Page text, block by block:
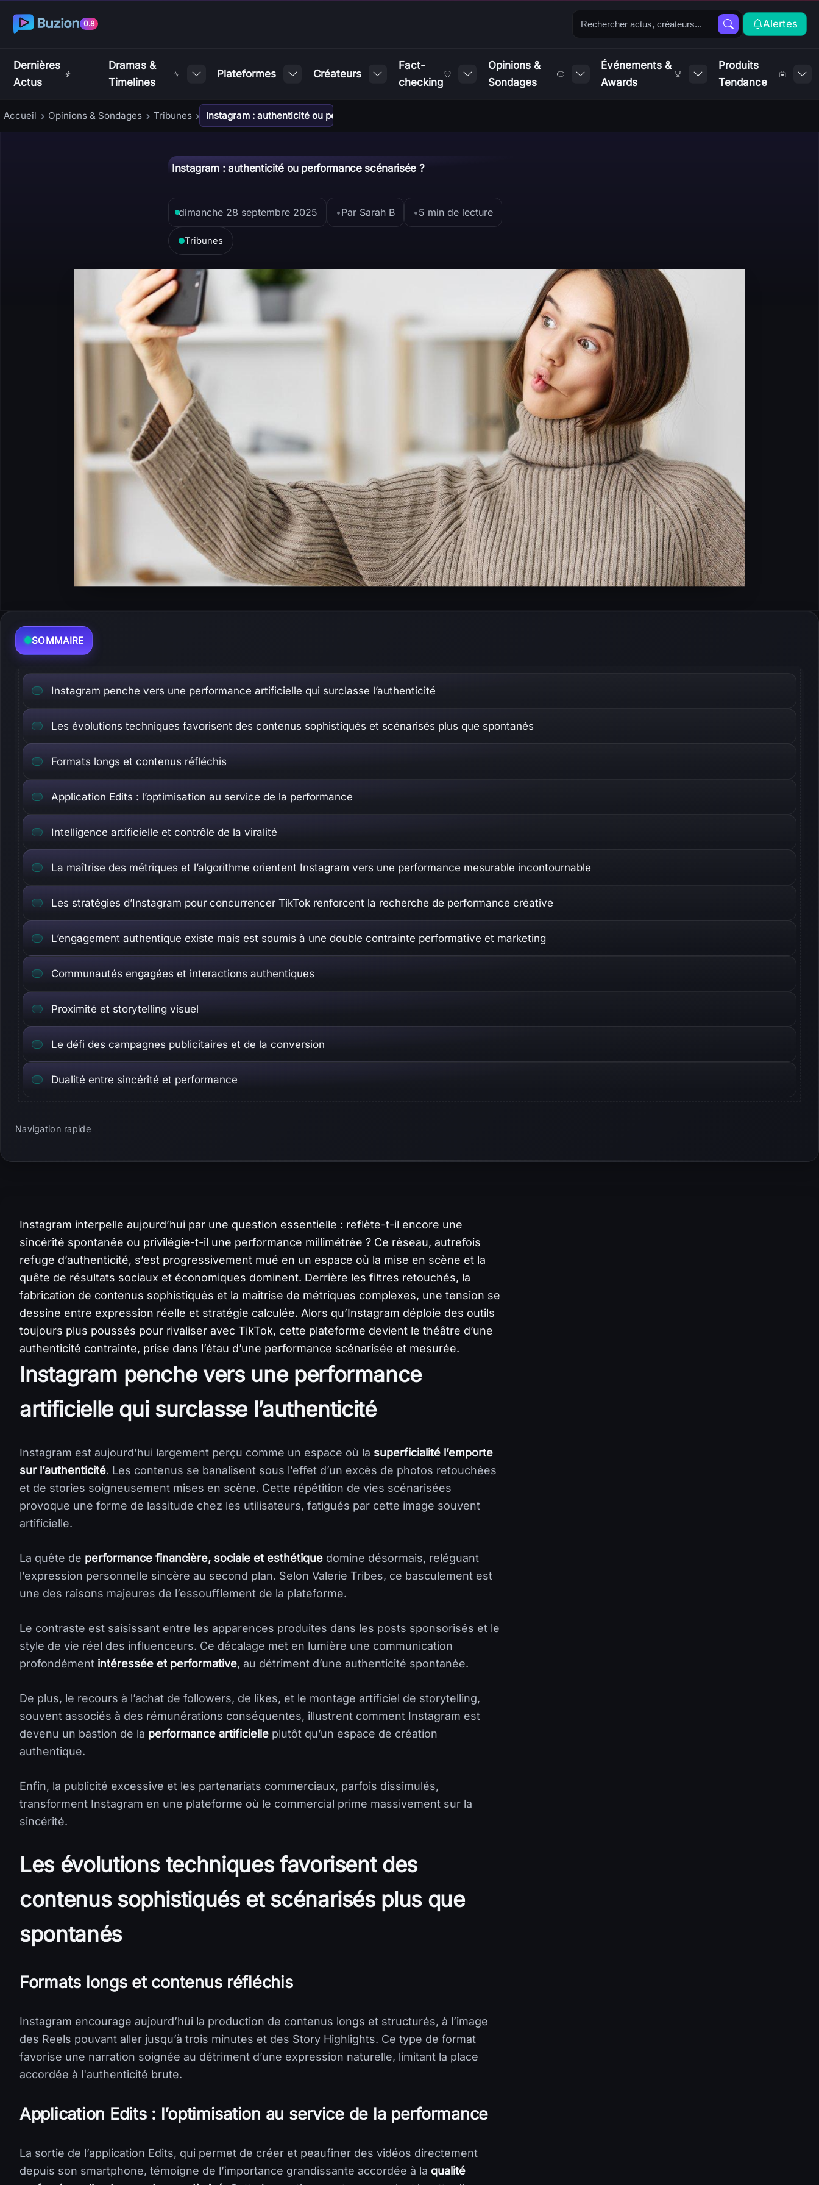
0.8 Alertes
Dernières
Actus
Dramas &
Timelines
Plateformes Créateurs
Fact-
checking
Opinions &
Sondages
Événements &
Awards
Produits
Tendance
Accueil › Opinions & Sondages › Tribunes › Instagram : authenticité ou performance scénarisée ?
Instagram : authenticité ou performance scénarisée ?
dimanche 28 septembre 2025 •Par Sarah B •5 min de lecture
Tribunes
SOMMAIRE
Instagram penche vers une performance artificielle qui surclasse l’authenticité
Les évolutions techniques favorisent des contenus sophistiqués et scénarisés plus que spontanés
Formats longs et contenus réfléchis
Application Edits : l’optimisation au service de la performance
Intelligence artificielle et contrôle de la viralité
La maîtrise des métriques et l’algorithme orientent Instagram vers une performance mesurable incontournable
Les stratégies d’Instagram pour concurrencer TikTok renforcent la recherche de performance créative
L’engagement authentique existe mais est soumis à une double contrainte performative et marketing
Communautés engagées et interactions authentiques
Proximité et storytelling visuel
Le défi des campagnes publicitaires et de la conversion
Dualité entre sincérité et performance
Navigation rapide
Instagram interpelle aujourd’hui par une question essentielle : reflète-t-il encore une
sincérité spontanée ou privilégie-t-il une performance millimétrée ? Ce réseau, autrefois
refuge d’authenticité, s’est progressivement mué en un espace où la mise en scène et la
quête de résultats sociaux et économiques dominent. Derrière les filtres retouchés, la
fabrication de contenus sophistiqués et la maîtrise de métriques complexes, une tension se
dessine entre expression réelle et stratégie calculée. Alors qu’Instagram déploie des outils
toujours plus poussés pour rivaliser avec TikTok, cette plateforme devient le théâtre d’une
authenticité contrainte, prise dans l’étau d’une performance scénarisée et mesurée.
Instagram penche vers une performance
artificielle qui surclasse l’authenticité
Instagram est aujourd’hui largement perçu comme un espace où la superficialité l’emporte
sur l’authenticité. Les contenus se banalisent sous l’effet d’un excès de photos retouchées
et de stories soigneusement mises en scène. Cette répétition de vies scénarisées
provoque une forme de lassitude chez les utilisateurs, fatigués par cette image souvent
artificielle.
La quête de performance financière, sociale et esthétique domine désormais, reléguant
l’expression personnelle sincère au second plan. Selon Valerie Tribes, ce basculement est
une des raisons majeures de l’essoufflement de la plateforme.
Le contraste est saisissant entre les apparences produites dans les posts sponsorisés et le
style de vie réel des influenceurs. Ce décalage met en lumière une communication
profondément intéressée et performative, au détriment d’une authenticité spontanée.
De plus, le recours à l’achat de followers, de likes, et le montage artificiel de storytelling,
souvent associés à des rémunérations conséquentes, illustrent comment Instagram est
devenu un bastion de la performance artificielle plutôt qu’un espace de création
authentique.
Enfin, la publicité excessive et les partenariats commerciaux, parfois dissimulés,
transforment Instagram en une plateforme où le commercial prime massivement sur la
sincérité.
Les évolutions techniques favorisent des
contenus sophistiqués et scénarisés plus que
spontanés
Formats longs et contenus réfléchis
Instagram encourage aujourd’hui la production de contenus longs et structurés, à l’image
des Reels pouvant aller jusqu’à trois minutes et des Story Highlights. Ce type de format
favorise une narration soignée au détriment d’une expression naturelle, limitant la place
accordée à l'authenticité brute.
Application Edits : l’optimisation au service de la performance
La sortie de l’application Edits, qui permet de créer et peaufiner des vidéos directement
depuis son smartphone, témoigne de l’importance grandissante accordée à la qualité